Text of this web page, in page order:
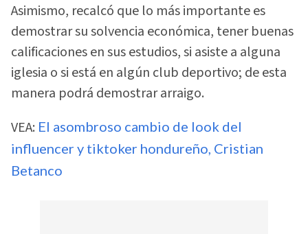
Asimismo, recalcó que lo más importante es
demostrar su solvencia económica, tener buenas
calificaciones en sus estudios, si asiste a alguna
iglesia o si está en algún club deportivo; de esta
manera podrá demostrar arraigo.
VEA: El asombroso cambio de look del
influencer y tiktoker hondureño, Cristian
Betanco